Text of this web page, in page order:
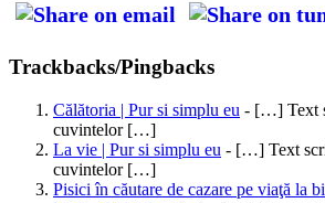
Trackbacks/Pingbacks
Călătoria | Pur si simplu eu - […] Text
cuvintelor […]
La vie | Pur si simplu eu - […] Text
cuvintelor […]
Pisici în căutare de cazare pe viaţă la